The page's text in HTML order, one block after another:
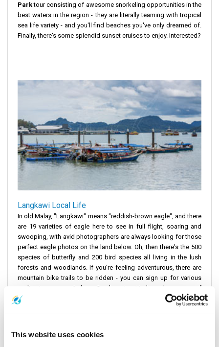
This website uses cookies
Parktour consisting of awesome snorkeling opportunities in the
best waters in the region - they are literally teaming with tropical
sea life variety - and you'll find beaches you've only dreamed of.
Finally, there's some splendid sunset cruises to enjoy. Interested?
Langkawi Local Life
In old Malay, "Langkawi" means "reddish-brown eagle", and there
are 19 varieties of eagle here to see in full flight, soaring and
swooping, with avid photographers are always looking for those
perfect eagle photos on the land below. Oh, then there's the 500
species of butterfly and 200 bird species all living in the lush
forests and woodlands. If you're feeling adventurous, there are
mountain bike trails to be ridden - you can sign up for various
cycling tours or go it alone. Or why not get to know how some of
the local 150,000 plus Langkawians live. Langkawi is a place of
rich ethnic culture and history, with traditional dress, food,